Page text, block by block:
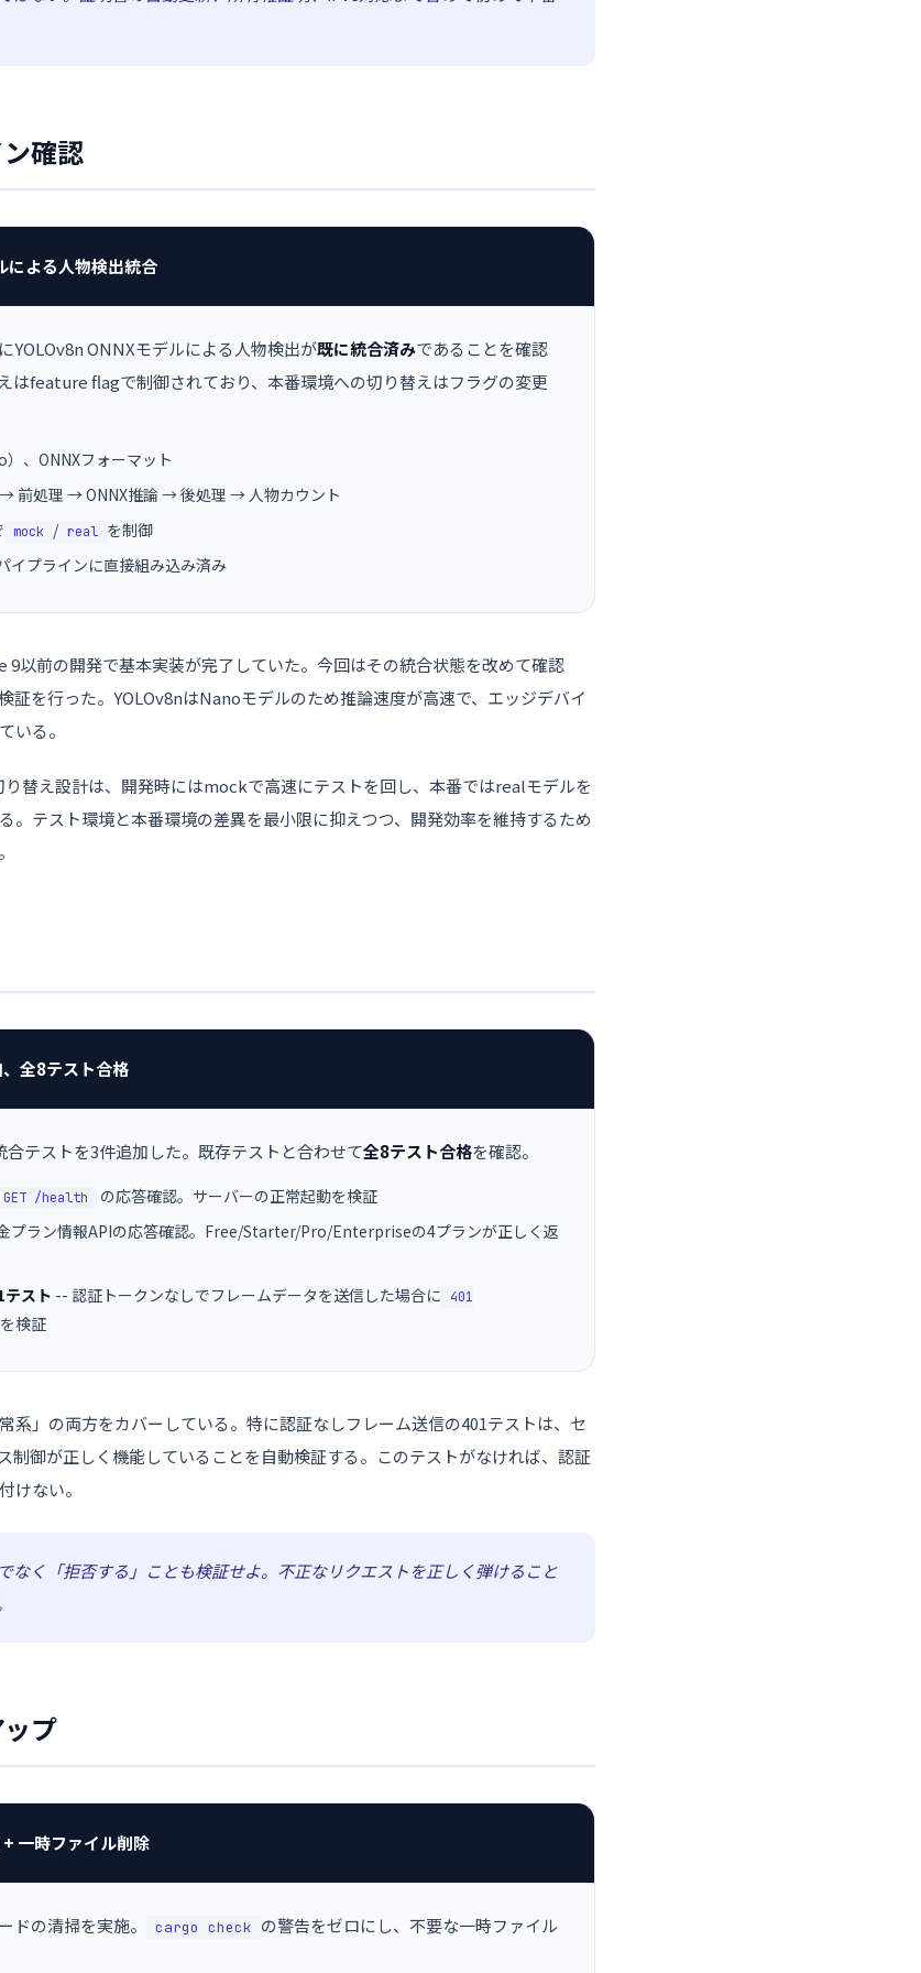
確認
による人物検出統合
YOLOv8n ONNXモデルによる人物検出が既に統合済みであることを確認
はfeature flagで制御されており、本番環境への切り替えはフラグの変更
、ONNXフォーマット
前処理 → ONNX推論 → 後処理 → 人物カウント
mock / real を制御
イプラインに直接組み込み済み
9以前の開発で基本実装が完了していた。今回はその統合状態を改めて確認
を行った。YOLOv8nはNanoモデルのため推論速度が高速で、エッジデバイ
いる。
替え設計は、開発時にはmockで高速にテストを回し、本番ではrealモデルを
。テスト環境と本番環境の差異を最小限に抑えつつ、開発効率を維持するため
全8テスト合格
テストを3件追加した。既存テストと合わせて全8テスト合格を確認。
GET /health
の応答確認。サーバーの正常起動を検証
プラン情報APIの応答確認。Free/Starter/Pro/Enterpriseの4プランが正しく返
テスト -- 認証トークンなしでフレームデータを送信した場合に 401
検証
系」の両方をカバーしている。特に認証なしフレーム送信の401テストは、セ
制御が正しく機能していることを自動検証する。このテストがなければ、認証
けない。
なく「拒否する」ことも検証せよ。不正なリクエストを正しく弾けること
プ
一時ファイル削除
ドの清掃を実施。 cargo check の警告をゼロにし、不要な一時ファイル